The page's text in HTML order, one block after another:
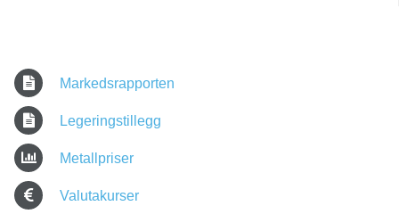
Markedsrapporten
Legeringstillegg
Metallpriser
Valutakurser